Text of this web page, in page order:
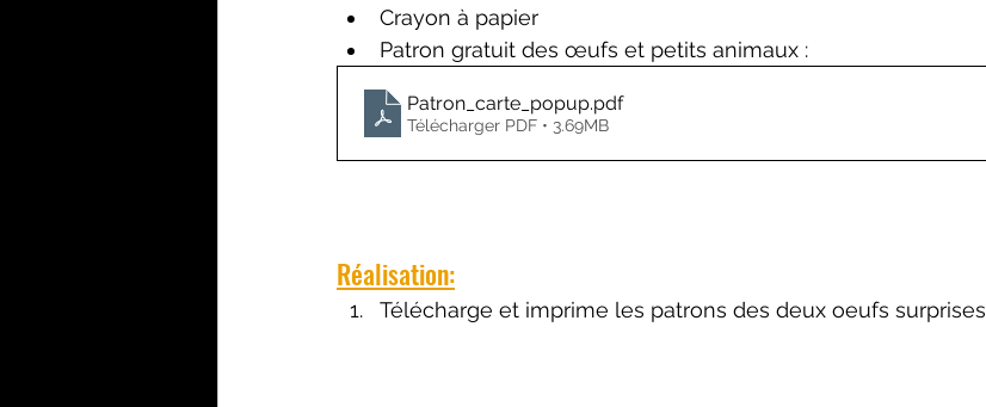
Crayon à papier
Patron gratuit des œufs et petits animaux :
Patron_carte_popup.pdf
Télécharger PDF • 3.69MB
Réalisation:
Télécharge et imprime les patrons des deux oeufs surprises